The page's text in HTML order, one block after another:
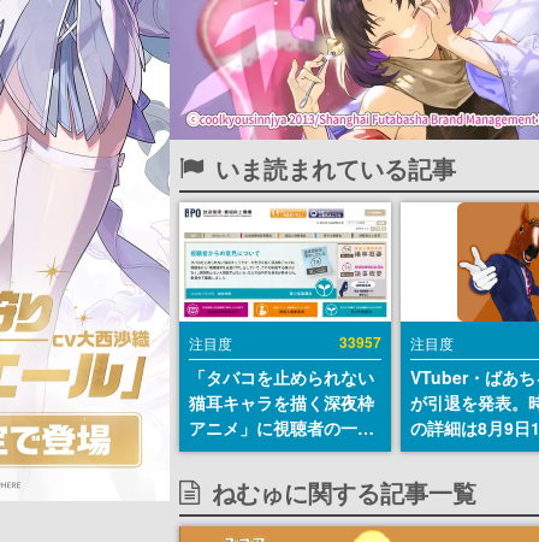
いま読まれている記事
注目度 33957
「タバコを止められない
猫耳キャラを描く深夜枠
アニメ」に視聴者の一部
から批判意見。違法薬物
の使用と思しき描写も含
めて、BPOが議論を交わ
す
注目度
VTuber・ばあ
が引退を発表。
の詳細は8月9日
の配信で説明
ねむゅに関する記事一覧